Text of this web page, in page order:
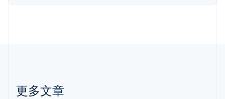
更多文章
English